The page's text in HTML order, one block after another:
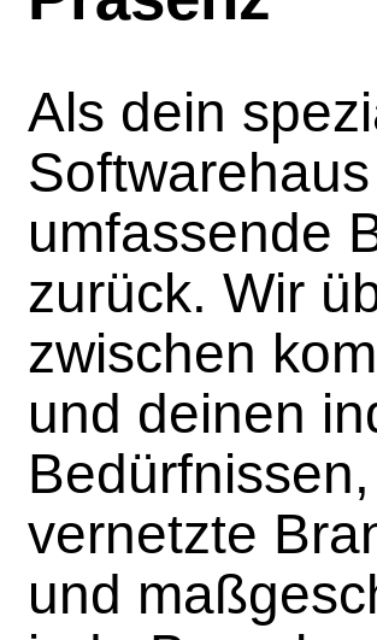
Als dein
umfassende
zurück. Wir
zwischen
und deinen
vernetzte
und